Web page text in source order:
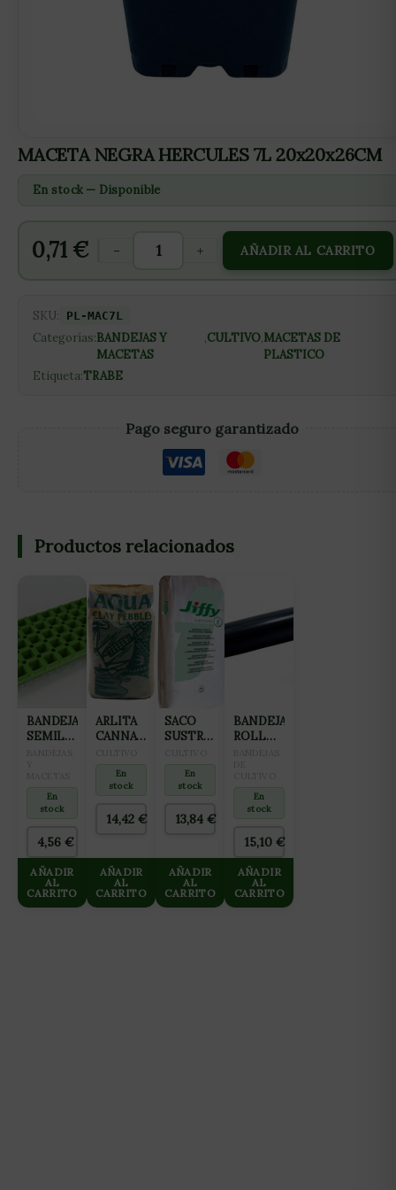
MACETA NEGRA HERCULES 7L 20x20x26CM
En stock — Disponible
0,71 € - + AÑADIR AL CARRITO
SKU: PL-MAC7L
Categorías:BANDEJAS Y
MACETAS
,CULTIVO,MACETAS DE
PLASTICO
Etiqueta:TRABE
Pago seguro garantizado
Productos relacionados
BANDEJA
SEMILLERO
ALVEOLOS
En
stock
4,56 €
AÑADIR
AL
CARRITO
ARLITA
CANNA
CLAY
PEBLES
(ARCILLA
EXPANDIDA
En
stock
14,42€
AÑADIR
AL
CARRITO
SACO
SUSTRATO
70LEn
stock
13,84€
AÑADIR
AL
CARRITO
BANDEJA
ROLL
En
stock
15,10€
AÑADIR
AL
CARRITO